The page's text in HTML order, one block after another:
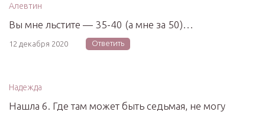
Алевтин
Вы мне льстите — 35-40 (а мне за 50)…
12 декабря 2020 Ответить
Надежда
Нашла 6. Где там может быть седьмая, не могу